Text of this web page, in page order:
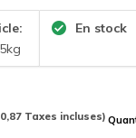
En stock
Taxes incluses)